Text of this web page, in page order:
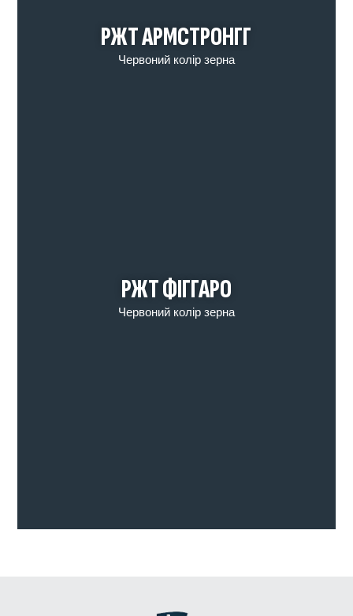
РЖТ АРМСТРОНГГ
Червоний колір зерна
РЖТ ФІГГАРО
Червоний колір зерна